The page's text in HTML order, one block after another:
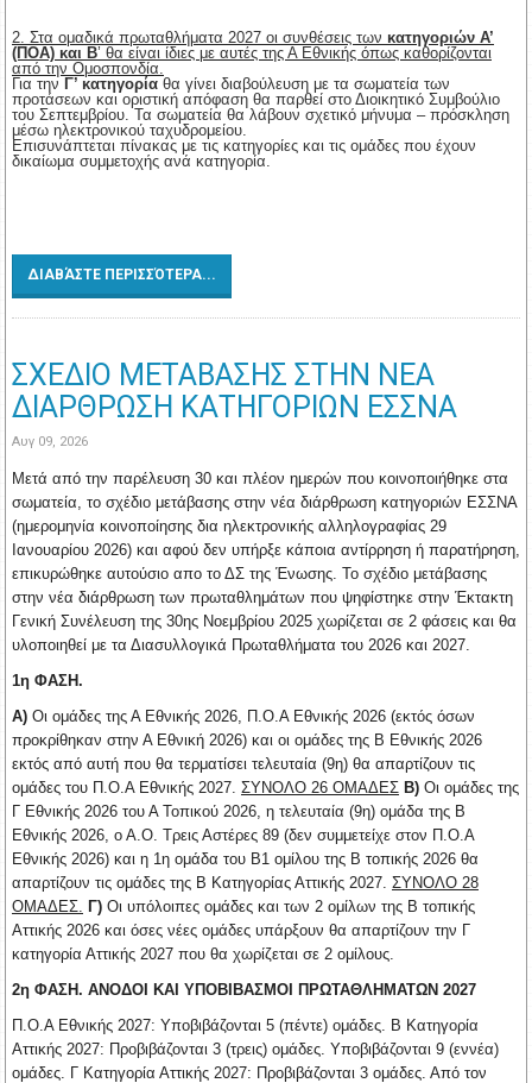
2. Στα ομαδικά πρωταθλήματα 2027 οι συνθέσεις των κατηγοριών Α’
(ΠΟΑ) και Β’ θα είναι ίδιες με αυτές της Α Εθνικής όπως καθορίζονται
από την Ομοσπονδία.
Για την Γ’ κατηγορία θα γίνει διαβούλευση με τα σωματεία των
προτάσεων και οριστική απόφαση θα παρθεί στο Διοικητικό Συμβούλιο
του Σεπτεμβρίου. Τα σωματεία θα λάβουν σχετικό μήνυμα – πρόσκληση
μέσω ηλεκτρονικού ταχυδρομείου.
Επισυνάπτεται πίνακας με τις κατηγορίες και τις ομάδες που έχουν
δικαίωμα συμμετοχής ανά κατηγορία.
ΔΙΑΒΆΣΤΕ ΠΕΡΙΣΣΌΤΕΡΑ...
ΣΧΕΔΙΟ ΜΕΤΑΒΑΣΗΣ ΣΤΗΝ ΝΕΑ
ΔΙΑΡΘΡΩΣΗ ΚΑΤΗΓΟΡΙΩΝ ΕΣΣΝΑ
Αυγ 09, 2026
Μετά από την παρέλευση 30 και πλέον ημερών που κοινοποιήθηκε στα
σωματεία, το σχέδιο μετάβασης στην νέα διάρθρωση κατηγοριών ΕΣΣΝΑ
(ημερομηνία κοινοποίησης δια ηλεκτρονικής αλληλογραφίας 29
Ιανουαρίου 2026) και αφού δεν υπήρξε κάποια αντίρρηση ή παρατήρηση,
επικυρώθηκε αυτούσιο απο το ΔΣ της Ένωσης. Το σχέδιο μετάβασης
στην νέα διάρθρωση των πρωταθλημάτων που ψηφίστηκε στην Έκτακτη
Γενική Συνέλευση της 30ης Νοεμβρίου 2025 χωρίζεται σε 2 φάσεις και θα
υλοποιηθεί με τα Διασυλλογικά Πρωταθλήματα του 2026 και 2027.
1η ΦΑΣΗ.
Α) Οι ομάδες της Α Εθνικής 2026, Π.Ο.Α Εθνικής 2026 (εκτός όσων
προκρίθηκαν στην Α Εθνική 2026) και οι ομάδες της Β Εθνικής 2026
εκτός από αυτή που θα τερματίσει τελευταία (9η) θα απαρτίζουν τις
ομάδες του Π.Ο.Α Εθνικής 2027. ΣΥΝΟΛΟ 26 ΟΜΑΔΕΣ Β) Οι ομάδες της
Γ Εθνικής 2026 του Α Τοπικού 2026, η τελευταία (9η) ομάδα της Β
Εθνικής 2026, ο Α.Ο. Τρεις Αστέρες 89 (δεν συμμετείχε στον Π.Ο.Α
Εθνικής 2026) και η 1η ομάδα του Β1 ομίλου της Β τοπικής 2026 θα
απαρτίζουν τις ομάδες της Β Κατηγορίας Αττικής 2027. ΣΥΝΟΛΟ 28
ΟΜΑΔΕΣ. Γ) Οι υπόλοιπες ομάδες και των 2 ομίλων της Β τοπικής
Αττικής 2026 και όσες νέες ομάδες υπάρξουν θα απαρτίζουν την Γ
κατηγορία Αττικής 2027 που θα χωρίζεται σε 2 ομίλους.
2η ΦΑΣΗ. ΑΝΟΔΟΙ ΚΑΙ ΥΠΟΒΙΒΑΣΜΟΙ ΠΡΩΤΑΘΛΗΜΑΤΩΝ 2027
Π.Ο.Α Εθνικής 2027: Υποβιβάζονται 5 (πέντε) ομάδες. Β Κατηγορία
Αττικής 2027: Προβιβάζονται 3 (τρεις) ομάδες. Υποβιβάζονται 9 (εννέα)
ομάδες. Γ Κατηγορία Αττικής 2027: Προβιβάζονται 3 ομάδες. Από τον